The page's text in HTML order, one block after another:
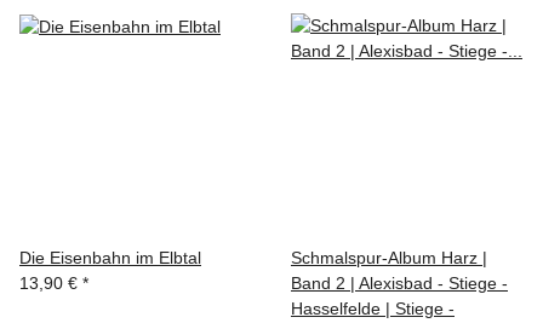
Die Eisenbahn im Elbtal
13,90 € *
Schmalspur-Album Harz |
Band 2 | Alexisbad - Stiege -
Hasselfelde | Stiege -